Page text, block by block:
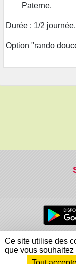
Paterne.
Durée : 1/2 journée.
Option "rando
Charte
Informations
Ce site utilise des
que vous souhaitez